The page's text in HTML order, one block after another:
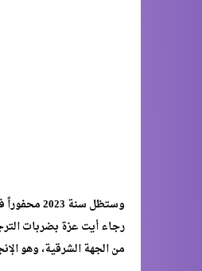
وستظل
من الجهة الشرقية، وهو